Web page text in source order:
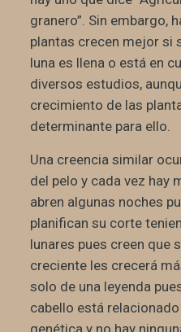
granero”. Sin embargo,
plantas crecen mejor si
luna es llena o está en
diversos estudios,
crecimiento de las
determinante para ello.
Una creencia similar
del pelo y cada vez hay
abren algunas noches
planifican su corte
lunares pues creen que
creciente les crecerá
solo de una leyenda
cabello está